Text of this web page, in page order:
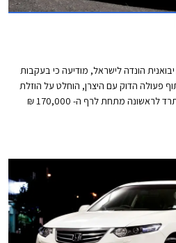
הונדה לישראל, מודיעה כי בעקבות
פעולה הדוק עם היצרן, הוחלט על הוזלת
שניים מדגמי הונדה. הונדה אקורד תרד לראשונה מתחת לרף ה- 170,000 ₪